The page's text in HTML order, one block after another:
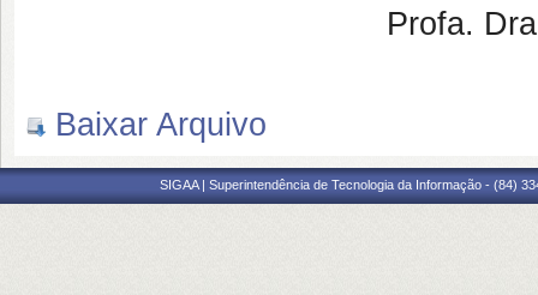
Profa.
Baixar Arquivo
SIGAA | Superintendência de Tecnologia da Informação - (84)